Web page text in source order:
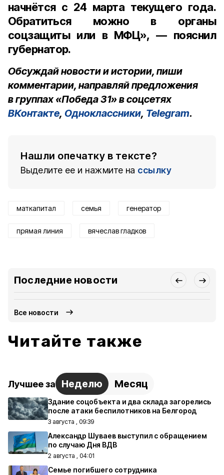
начнётся с 24 марта текущего года.
Обратиться можно в органы
соцзащиты или в МФЦ», — пояснил
губернатор.
Обсуждай новости и истории, пиши
комментарии, направляй предложения
в группах «Победа 31» в соцсетях
ВКонтакте, Одноклассники, Telegram.
Нашли опечатку в тексте?
Выделите ее и нажмите на ссылку
маткапитал семья генератор
прямая линия вячеслав гладков
Последние новости
Все новости
Читайте также
Лучшее за Неделю Месяц
Здание соцобъекта и два склада загорелись
после атаки беспилотников на Белгород
3 августа , 09:39
Александр Шуваев выступил с обращением
по случаю Дня ВДВ
2 августа , 04:01
Семье погибшего сотрудника